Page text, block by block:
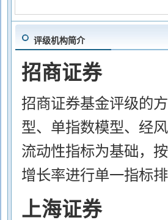
评级机构简介
招商证券
招商证券基金评级的
型、单指数模型、经
流动性指标为基础，
增长率进行单一指标
上海证券